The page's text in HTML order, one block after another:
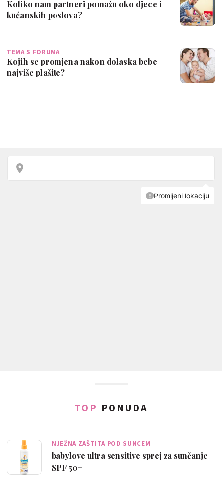
Koliko nam partneri pomažu oko djece i
kućanskih poslova?
TEMA S FORUMA
Kojih se promjena nakon dolaska bebe
najviše plašite?
TOP PONUDA
NJEŽNA ZAŠTITA POD SUNCEM
babylove ultra sensitive sprej za sunčanje
SPF 50+